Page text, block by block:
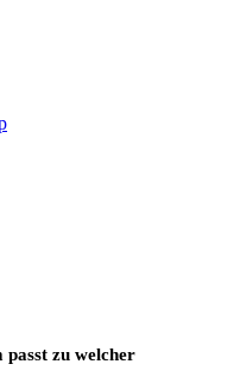
passt zu welcher